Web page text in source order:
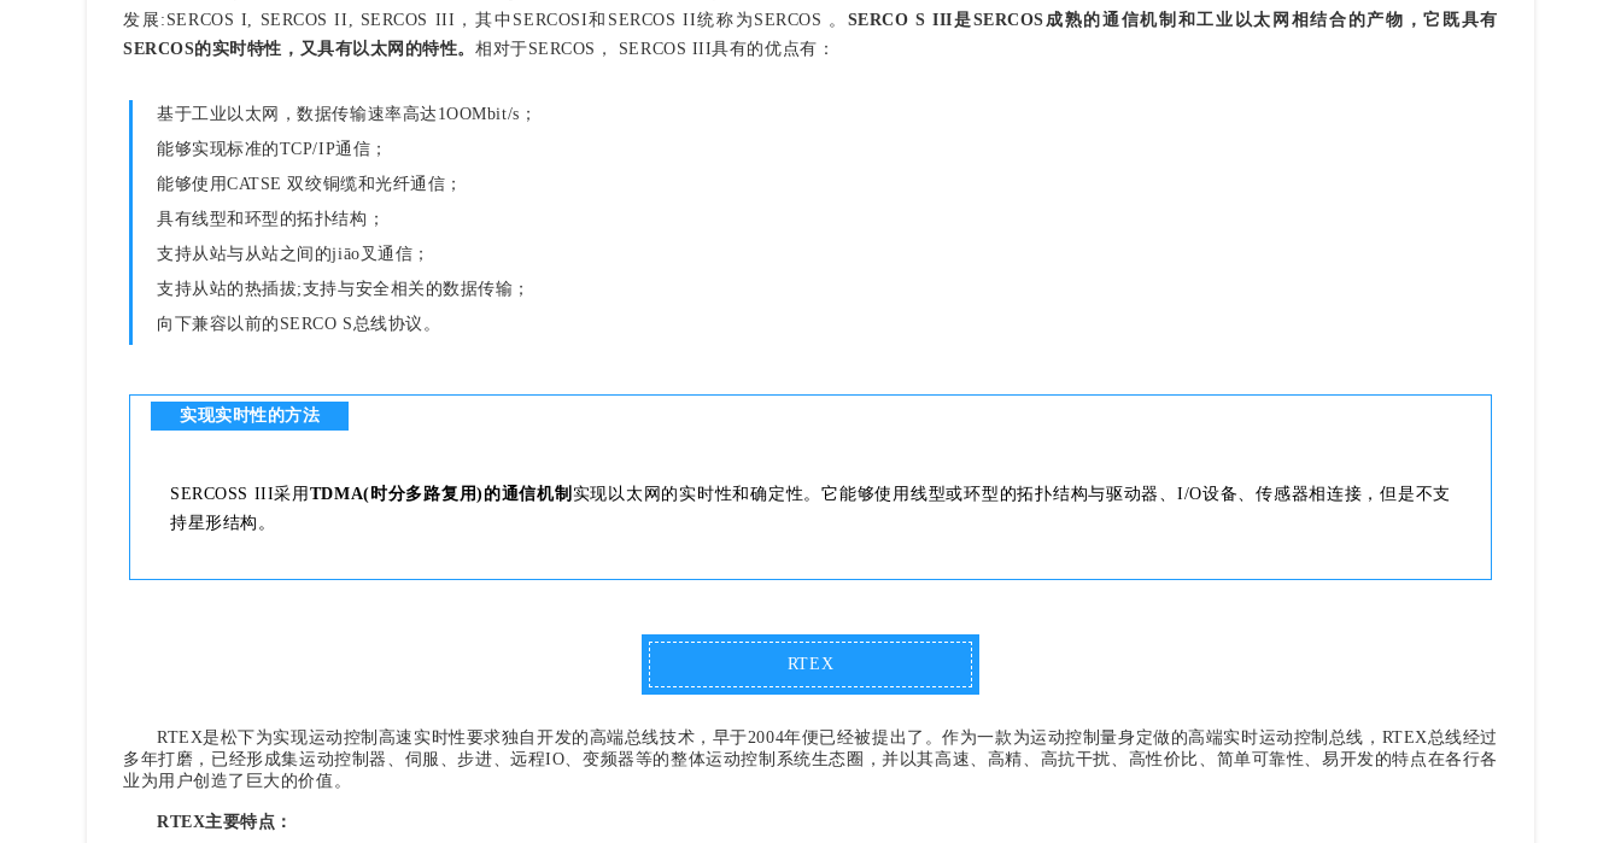
发展:SERCOS I, SERCOS II, SERCOS III，其中SERCOSI和SERCOS II统称为SERCOS 。 SERCO S III是SERCOS成熟的通信机制和工业以太网相结合的产物，它既具有
SERCOS的实时特性，又具有以太网的特性。 相对于SERCOS， SERCOS III具有的优点有：
基于工业以太网，数据传输速率高达1OOMbit/s；
能够实现标准的TCP/IP通信；
能够使用CATSE 双绞铜缆和光纤通信；
具有线型和环型的拓扑结构；
支持从站与从站之间的jiāo叉通信；
支持从站的热插拔;支持与安全相关的数据传输；
向下兼容以前的SERCO S总线协议。
实现实时性的方法
SERCOSS III采用 TDMA(时分多路复用)的通信机制 实现以太网的实时性和确定性。它能够使用线型或环型的拓扑结构与驱动器、I/O设备、传感器相连接，但是不支
持星形结构。
RTEX
RTEX是松下为实现运动控制高速实时性要求独自开发的高端总线技术，早于2004年便已经被提出了。作为一款为运动控制量身定做的高端实时运动控制总线，RTEX总线经过
多年打磨，已经形成集运动控制器、伺服、步进、远程IO、变频器等的整体运动控制系统生态圈，并以其高速、高精、高抗干扰、高性价比、简单可靠性、易开发的特点在各行各
业为用户创造了巨大的价值。
RTEX主要特点：